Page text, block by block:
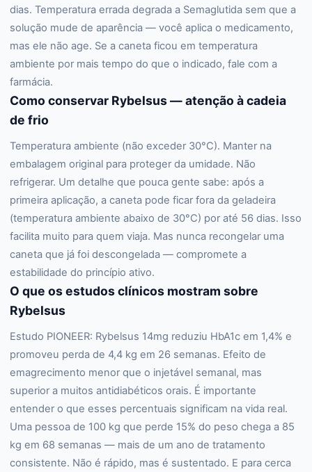
dias. Temperatura errada degrada a Semaglutida sem que a
solução mude de aparência — você aplica o medicamento,
mas ele não age. Se a caneta ficou em temperatura
ambiente por mais tempo do que o indicado, fale com a
farmácia.
Como conservar Rybelsus — atenção à cadeia
de frio
Temperatura ambiente (não exceder 30°C). Manter na
embalagem original para proteger da umidade. Não
refrigerar. Um detalhe que pouca gente sabe: após a
primeira aplicação, a caneta pode ficar fora da geladeira
(temperatura ambiente abaixo de 30°C) por até 56 dias. Isso
facilita muito para quem viaja. Mas nunca recongelar uma
caneta que já foi descongelada — compromete a
estabilidade do princípio ativo.
O que os estudos clínicos mostram sobre
Rybelsus
Estudo PIONEER: Rybelsus 14mg reduziu HbA1c em 1,4% e
promoveu perda de 4,4 kg em 26 semanas. Efeito de
emagrecimento menor que o injetável semanal, mas
superior a muitos antidiabéticos orais. É importante
entender o que esses percentuais significam na vida real.
Uma pessoa de 100 kg que perde 15% do peso chega a 85
kg em 68 semanas — mais de um ano de tratamento
consistente. Não é rápido, mas é sustentado. E para cerca